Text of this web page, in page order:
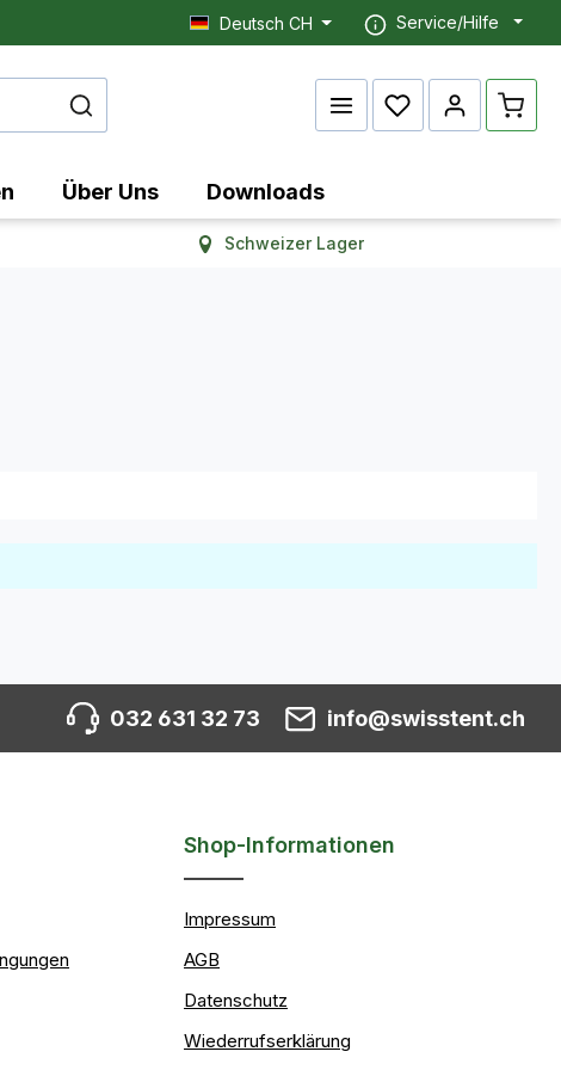
Deutsch CH Service/Hilfe
Über Uns Downloads
Schweizer Lager
032 631 32 73 info@swisstent.ch
Shop-Informationen
Impressum
AGB
Datenschutz
Wiederrufserklärung